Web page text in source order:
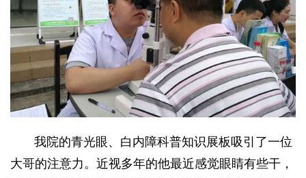
我院的青光眼、白内障科普知识展板吸引了一位
大哥的注意力。近视多年的他最近感觉眼睛有些干，